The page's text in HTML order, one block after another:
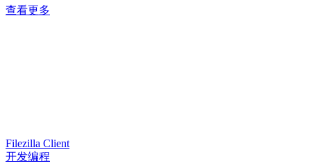
查看更多
Filezilla Client
开发编程